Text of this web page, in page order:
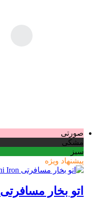
صورتی
مشکی
سبز
پیشنهاد ویژه
اتو بخار مسافرتی Mini Iron